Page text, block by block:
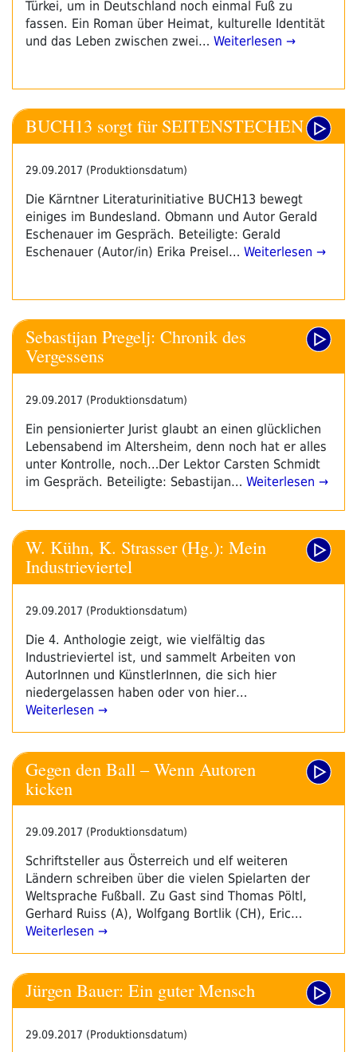
Türkei, um in Deutschland noch einmal Fuß zu
fassen. Ein Roman über Heimat, kulturelle Identität
und das Leben zwischen zwei… Weiterlesen →
BUCH13 sorgt für SEITENSTECHEN
29.09.2017 (Produktionsdatum)
Die Kärntner Literaturinitiative BUCH13 bewegt
einiges im Bundesland. Obmann und Autor Gerald
Eschenauer im Gespräch. Beteiligte: Gerald
Eschenauer (Autor/in) Erika Preisel… Weiterlesen →
Sebastijan Pregelj: Chronik des
Vergessens
29.09.2017 (Produktionsdatum)
Ein pensionierter Jurist glaubt an einen glücklichen
Lebensabend im Altersheim, denn noch hat er alles
unter Kontrolle, noch…Der Lektor Carsten Schmidt
im Gespräch. Beteiligte: Sebastijan… Weiterlesen →
W. Kühn, K. Strasser (Hg.): Mein
Industrieviertel
29.09.2017 (Produktionsdatum)
Die 4. Anthologie zeigt, wie vielfältig das
Industrieviertel ist, und sammelt Arbeiten von
AutorInnen und KünstlerInnen, die sich hier
niedergelassen haben oder von hier…
Weiterlesen →
Gegen den Ball – Wenn Autoren
kicken
29.09.2017 (Produktionsdatum)
Schriftsteller aus Österreich und elf weiteren
Ländern schreiben über die vielen Spielarten der
Weltsprache Fußball. Zu Gast sind Thomas Pöltl,
Gerhard Ruiss (A), Wolfgang Bortlik (CH), Eric…
Weiterlesen →
Jürgen Bauer: Ein guter Mensch
29.09.2017 (Produktionsdatum)